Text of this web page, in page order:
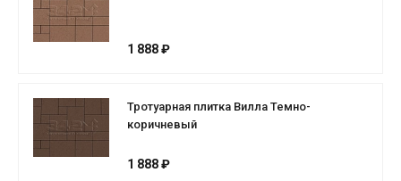
1 888 ₽
Тротуарная плитка Вилла Темно-
коричневый
1 888 ₽